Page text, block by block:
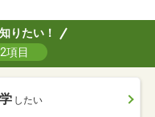
りたい！
項目
したい